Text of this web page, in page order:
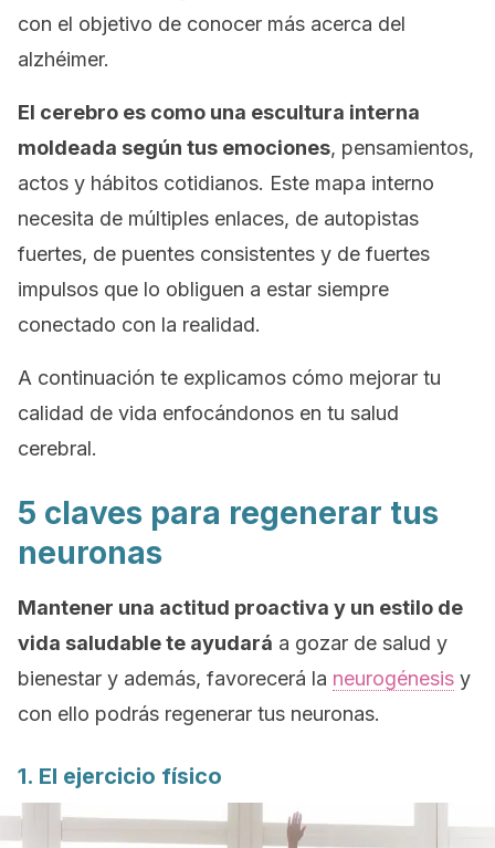
con el objetivo de conocer más acerca del
alzhéimer.
El cerebro es como una escultura interna
moldeada según tus emociones, pensamientos,
actos y hábitos cotidianos. Este mapa interno
necesita de múltiples enlaces, de autopistas
fuertes, de puentes consistentes y de fuertes
impulsos que lo obliguen a estar siempre
conectado con la realidad.
A continuación te explicamos cómo mejorar tu
calidad de vida enfocándonos en tu salud
cerebral.
5 claves para regenerar tus
neuronas
Mantener una actitud proactiva y un estilo de
vida saludable te ayudará a gozar de salud y
bienestar y además, favorecerá la neurogénesis y
con ello podrás regenerar tus neuronas.
1. El ejercicio físico